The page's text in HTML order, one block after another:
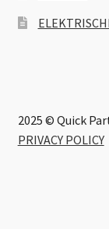
2025 © Quick
PRIVACY POLICY